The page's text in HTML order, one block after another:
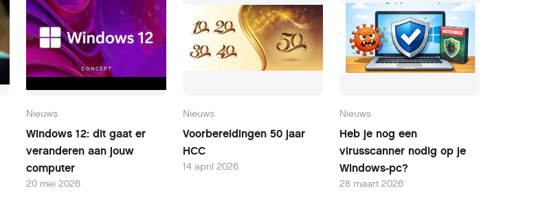
Nieuws
Windows 12: dit gaat er
veranderen aan jouw
computer
20 mei 2026
Nieuws
Voorbereidingen 50 jaar
HCC
14 april 2026
Nieuws
Heb je nog een
virusscanner nodig op je
Windows-pc?
28 maart 2026